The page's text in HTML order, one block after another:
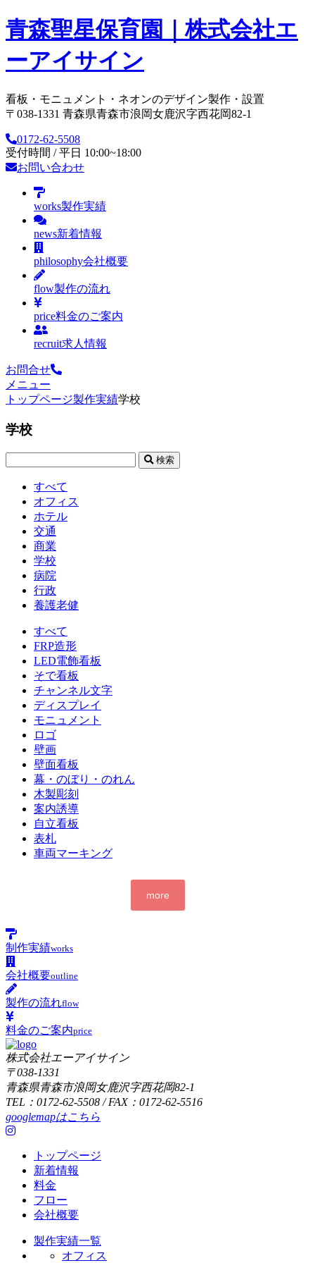
青森聖星保育園｜株式会社エ
ーアイサイン
看板・モニュメント・ネオンのデザイン製作・設置
〒038-1331 青森県青森市浪岡女鹿沢字西花岡82-1
0172-62-5508
受付時間 / 平日 10:00~18:00
お問い合わせ
works製作実績
news新着情報
philosophy会社概要
flow製作の流れ
price料金のご案内
recruit求人情報
お問合せ
メニュー
トップページ製作実績学校
学校
検索
すべて
オフィス
ホテル
交通
商業
学校
病院
行政
養護老健
すべて
FRP造形
LED電飾看板
そで看板
チャンネル文字
ディスプレイ
モニュメント
ロゴ
壁画
壁面看板
幕・のぼり・のれん
木製彫刻
案内誘導
自立看板
表札
車両マーキング
more
制作実績works
会社概要outline
製作の流れflow
料金のご案内price
株式会社エーアイサイン
〒038-1331
青森県青森市浪岡女鹿沢字西花岡82-1
TEL：0172-62-5508 / FAX：0172-62-5516
googlemapはこちら
トップページ
新着情報
料金
フロー
会社概要
製作実績一覧
オフィス